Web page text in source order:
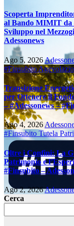
Scoperta
al Bando MIMIT da
Sviluppo nel
Adessonews
Ago 5, 2026
#Finsubito
Transizione
per Ottenere il
– #Adessonews –
Ago 4, 2026
#Finsubito Tutela
Oltre i Confini: La
Patrimonio e
#Finsubito –
Ago 2, 2026
Cerca